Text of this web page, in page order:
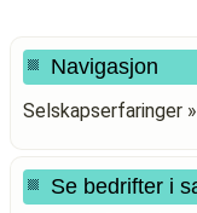
Navigasjon
Selskapserfaringer »
Se bedrifter i